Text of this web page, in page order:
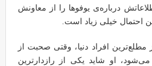
درباره‌ی یوفوها را از معاونش
احتمال خیلی زیاد است.
مطلع‌ترین افراد دنیا، وقتی صحبت از
او شاید یکی از رازدارترین